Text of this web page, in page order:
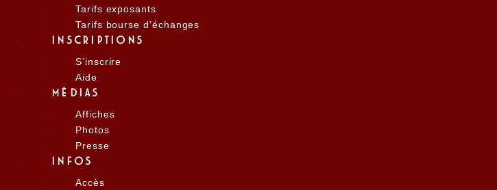
Tarifs exposants
Tarifs bourse d’échanges
INSCRIPTIONS
S’inscrire
Aide
MÉDIAS
Affiches
Photos
Presse
INFOS
Accès